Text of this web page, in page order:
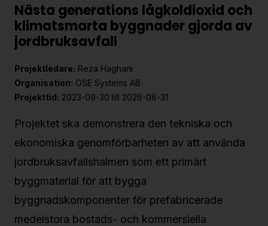
Nästa generations lågkoldioxid och
klimatsmarta byggnader gjorda av
jordbruksavfall
Projektledare: Reza Haghani
Organisation: OSE Systems AB
Projekttid: 2023-09-30 till 2026-08-31
Projektet ska demonstrera den tekniska och
ekonomiska genomförbarheten av att använda
jordbruksavfallshalmen som ett primärt
byggmaterial för att bygga
byggnadskomponenter för prefabricerade
medelstora bostads- och kommersiella